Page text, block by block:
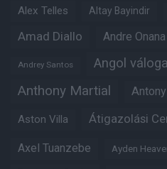
Alex Telles Altay Bayindir
Amad Diallo Andre Onana
Andrey Santos Angol
Anthony Martial Antony
Aston Villa Átigazolási
Axel Tuanzebe Ayden